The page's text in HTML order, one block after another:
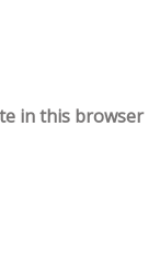
in this browser